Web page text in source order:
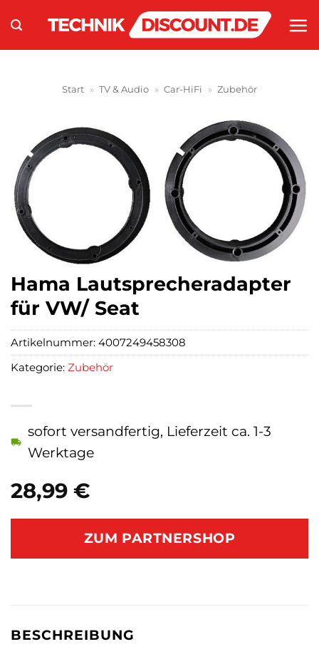
Inhalt
springen
Start » TV & Audio » Car-HiFi » Zubehör
Hama Lautsprecheradapter
für VW/ Seat
28,99 €
sofort versandfertig, Lieferzeit ca. 1-3
Werktage
ZUM PARTNERSHOP
Artikelnummer: 4007249458308
Kategorie: Zubehör
BESCHREIBUNG